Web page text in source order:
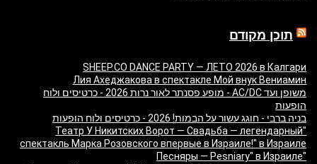
תוכן מקודם
SHEEP.CO DANCE PARTY — ЛЕТО 2026 в Калгари
Лия Ахеджакова в спектакле Мой внук Вениамин
משופן ועד AC/DC - מופע פסנתר לאור נרות 2026 - כרטיסים ולוח
הופעות
בניה ברבי - חוגג עשור על הבמות! 2026 - כרטיסים ולוח הופעות
"Театр У Никитских Ворот — Свадьба — легендарный
спектакль Марка Розовского впервые в Израиле!" в Израиле
"Песняры — Pesniary" в Израиле